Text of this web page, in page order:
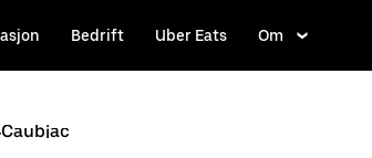
Bedrift Uber Eats Om
Caubiac